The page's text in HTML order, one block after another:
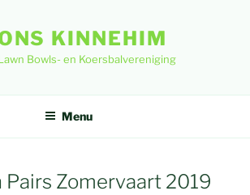
KINNEHIM
Bowls- en Koersbalvereniging
Menu
Pairs Zomervaart 2019